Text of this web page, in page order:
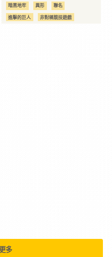
暗黑地牢 異形 聯名
進擊的巨人 非對稱競技遊戲
多